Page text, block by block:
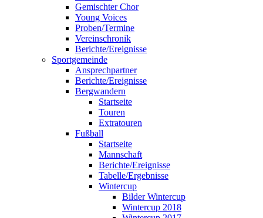
Gemischter Chor
Young Voices
Proben/Termine
Vereinschronik
Berichte/Ereignisse
Sportgemeinde
Ansprechpartner
Berichte/Ereignisse
Bergwandern
Startseite
Touren
Extratouren
Fußball
Startseite
Mannschaft
Berichte/Ereignisse
Tabelle/Ergebnisse
Wintercup
Bilder Wintercup
Wintercup 2018